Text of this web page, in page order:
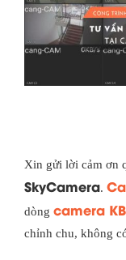
Xin gửi lời cảm ơn
SkyCamera.
dòng camera
chỉnh chu, không